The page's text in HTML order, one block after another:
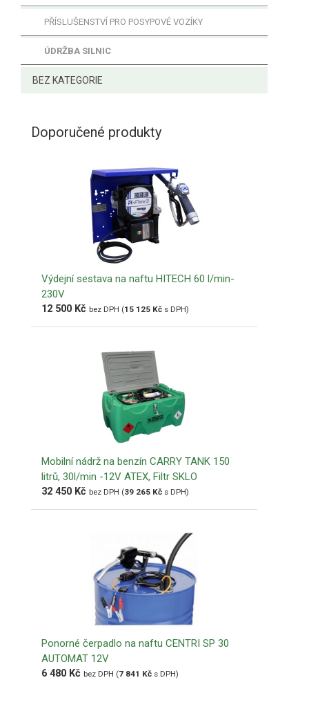
PŘÍSLUŠENSTVÍ PRO POSYPOVÉ VOZÍKY
ÚDRŽBA SILNIC
BEZ KATEGORIE
Doporučené produkty
Výdejní sestava na naftu HITECH 60 l/min-
230V
12 500 Kč bez DPH (15 125 Kč s DPH)
Mobilní nádrž na benzín CARRY TANK 150
litrů, 30l/min -12V ATEX, Filtr SKLO
32 450 Kč bez DPH (39 265 Kč s DPH)
Ponorné čerpadlo na naftu CENTRI SP 30
AUTOMAT 12V
6 480 Kč bez DPH (7 841 Kč s DPH)